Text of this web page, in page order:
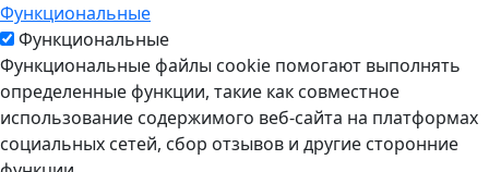
Функциональные
Функциональные
Функциональные файлы cookie помогают выполнять
определенные функции, такие как совместное
использование содержимого веб-сайта на платформах
социальных сетей, сбор отзывов и другие сторонние